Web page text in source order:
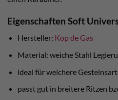
Eigenschaften Soft
Hersteller: Kop de Gas
Material: weiche Stahl
ideal für weichere
passt gut in breitere Ritzen